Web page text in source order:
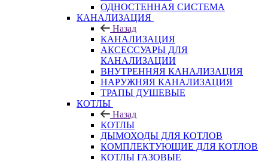
ОДНОСТЕННАЯ СИСТЕМА
КАНАЛИЗАЦИЯ
Назад
КАНАЛИЗАЦИЯ
АКСЕССУАРЫ ДЛЯ
КАНАЛИЗАЦИИ
ВНУТРЕННЯЯ КАНАЛИЗАЦИЯ
НАРУЖНЯЯ КАНАЛИЗАЦИЯ
ТРАПЫ ДУШЕВЫЕ
КОТЛЫ
Назад
КОТЛЫ
ДЫМОХОДЫ ДЛЯ КОТЛОВ
КОМПЛЕКТУЮЩИЕ ДЛЯ КОТЛОВ
КОТЛЫ ГАЗОВЫЕ